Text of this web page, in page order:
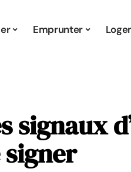
Emprunter
signaux